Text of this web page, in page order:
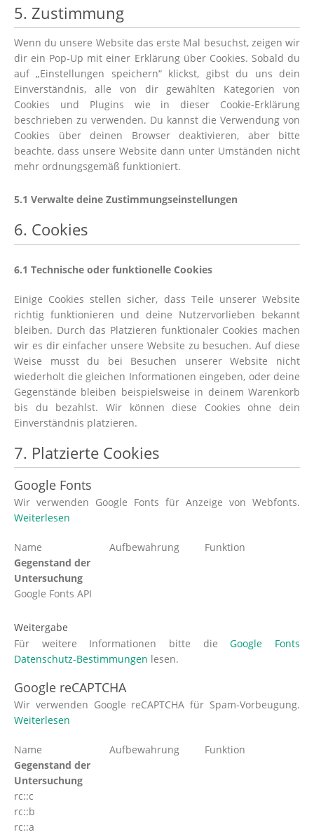
5. Zustimmung
Wenn du unsere Website das erste Mal besuchst, zeigen wir
dir ein Pop-Up mit einer Erklärung über Cookies. Sobald du
auf „Einstellungen speichern“ klickst, gibst du uns dein
Einverständnis, alle von dir gewählten Kategorien von
Cookies und Plugins wie in dieser Cookie-Erklärung
beschrieben zu verwenden. Du kannst die Verwendung von
Cookies über deinen Browser deaktivieren, aber bitte
beachte, dass unsere Website dann unter Umständen nicht
mehr ordnungsgemäß funktioniert.
5.1 Verwalte deine Zustimmungseinstellungen
6. Cookies
6.1 Technische oder funktionelle Cookies
Einige Cookies stellen sicher, dass Teile unserer Website
richtig funktionieren und deine Nutzervorlieben bekannt
bleiben. Durch das Platzieren funktionaler Cookies machen
wir es dir einfacher unsere Website zu besuchen. Auf diese
Weise musst du bei Besuchen unserer Website nicht
wiederholt die gleichen Informationen eingeben, oder deine
Gegenstände bleiben beispielsweise in deinem Warenkorb
bis du bezahlst. Wir können diese Cookies ohne dein
Einverständnis platzieren.
7. Platzierte Cookies
Google Fonts
Wir verwenden Google Fonts für Anzeige von Webfonts.
Weiterlesen
Name Aufbewahrung
Funktion
Gegenstand der
Untersuchung
Google Fonts API
Weitergabe
Für weitere Informationen bitte dieGoogle Fonts
Datenschutz-Bestimmungen lesen.
Google reCAPTCHA
Wir verwenden Google reCAPTCHA für Spam-Vorbeugung.
Weiterlesen
Name Aufbewahrung
Funktion
Gegenstand der
Untersuchung
rc::c
rc::b
rc::a